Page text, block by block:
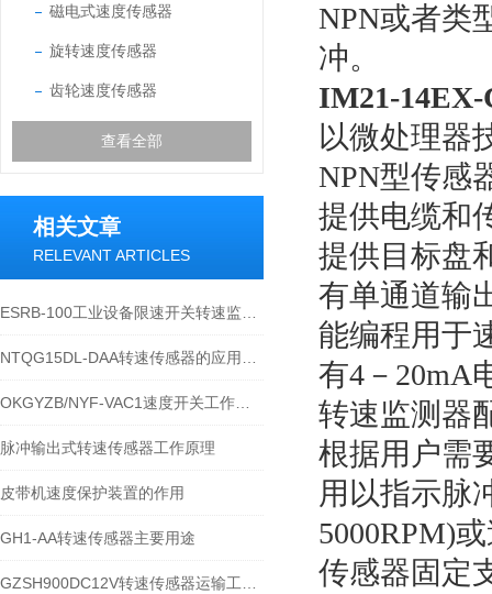
磁电式速度传感器
旋转速度传感器
齿轮速度传感器
查看全部
相关文章
RELEVANT ARTICLES
脉冲输出式转速传感器工作原理
皮带机速度保护装置的作用
GH1-AA转速传感器主要用途
NPN或者类
冲。
IM21-
以微处理器
NPN型传感
提供电缆和
提供目标盘
有单通道输
能编程用于
有4－20mA
转速监测器
根据用户需
用以指示脉
5000RPM)
传感器固定